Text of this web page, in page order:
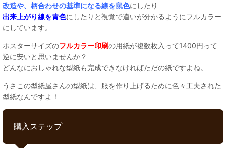
改造や、柄合わせの基準になる線を鼠色にしたり
出来上がり線を青色にしたりと視覚で違いが分かるようにフルカラー
にしています。
ポスターサイズのフルカラー印刷の用紙が複数枚入って1400円って
逆に安いと思いませんか？
どんなにおしゃれな型紙も完成できなければただの紙ですよね。
うさこの型紙屋さんの型紙は、服を作り上げるために色々工夫された
型紙なんですよ！
購入ステップ